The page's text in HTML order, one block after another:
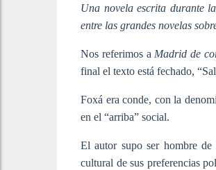
Una novela escrita durante
entre las grandes novelas
Nos referimos a Madrid de
final el texto está fechado,
Foxá era conde, con la
en el “arriba” social.
El autor supo ser hombre
cultural de sus preferencias